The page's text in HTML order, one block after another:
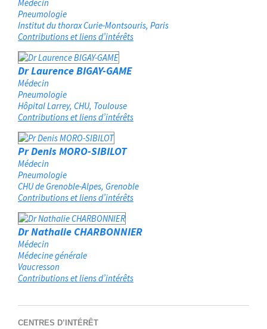
Médecin
Pneumologie
Institut du thorax Curie-Montsouris Paris
Contributions et liens d’intérêts
Dr Laurence BIGAY-GAME
Médecin
Pneumologie
Hôpital Larrey, CHU Toulouse
Contributions et liens d’intérêts
Pr Denis MORO-SIBILOT
Médecin
Pneumologie
CHU de Grenoble-Alpes Grenoble
Contributions et liens d’intérêts
Dr Nathalie CHARBONNIER
Médecin
Médecine générale
Vaucresson
Contributions et liens d’intérêts
CENTRES D’INTÉRÊT